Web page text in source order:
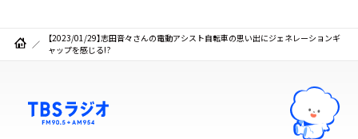
【2023/01/29】志田音々さんの電動アシスト自転車の思い出にジェネレーションギ
ャップを感じる!?